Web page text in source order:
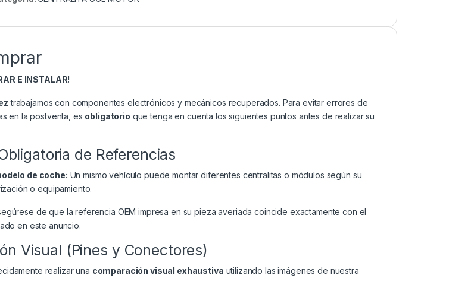
E INSTALAR!
trabajamos con componentes electrónicos y mecánicos recuperados. Para evitar errores de
en la postventa, es obligatorio que tenga en cuenta los siguientes puntos antes de realizar su
de Referencias
de coche: Un mismo vehículo puede montar diferentes centralitas o módulos según su
o equipamiento.
de que la referencia OEM impresa en su pieza averiada coincide exactamente con el
en este anuncio.
Visual (Pines y Conectores)
realizar una comparación visual exhaustiva utilizando las imágenes de nuestra